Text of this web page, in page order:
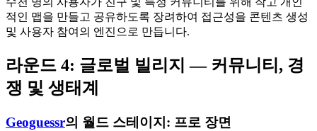
적인 맵을 만들고 공유하도록 장려하여 접근성을 콘텐츠 생성
및 사용자 참여의 엔진으로 만듭니다.
라운드 4: 글로벌 빌리지 — 커뮤니티, 경
쟁 및 생태계
Geoguessr의 월드 스테이지: 프로 장면